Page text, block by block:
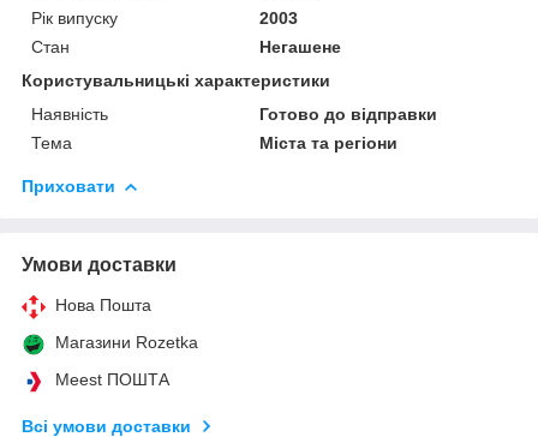
Рік випуску
2003
Стан
Негашене
Користувальницькі характеристики
Наявність
Готово до відправки
Тема
Міста та регіони
Приховати
Умови доставки
Нова Пошта
Магазини Rozetka
Meest ПОШТА
Всі умови доставки